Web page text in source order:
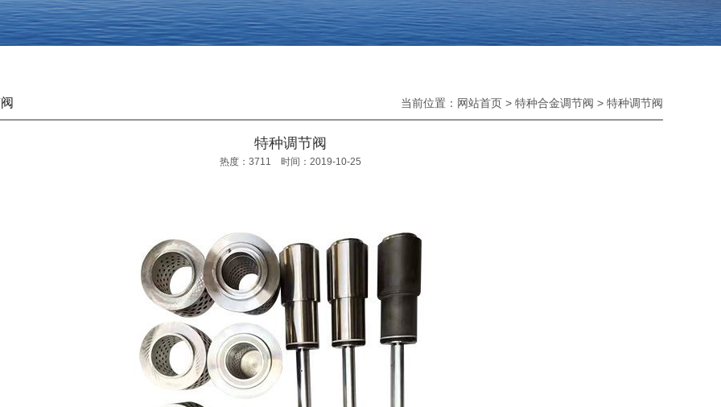
当前位置： 网站首页 > 特种合金调节阀 > 特种调节阀
特种调节阀
热度：3711 时间：2019-10-25